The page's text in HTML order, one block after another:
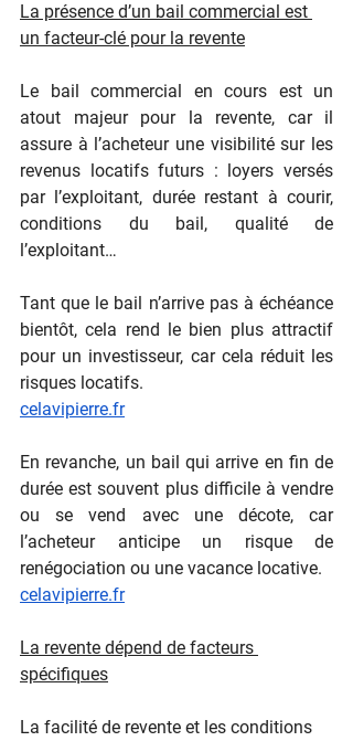
La présence d’un bail commercial est
un facteur-clé pour la revente
Le bail commercial en cours est un
atout majeur pour la revente, car il
assure à l’acheteur une visibilité sur les
revenus locatifs futurs : loyers versés
par l’exploitant, durée restant à courir,
conditions du bail, qualité de
l’exploitant…
Tant que le bail n’arrive pas à échéance
bientôt, cela rend le bien plus attractif
pour un investisseur, car cela réduit les
risques locatifs.
celavipierre.fr
En revanche, un bail qui arrive en fin de
durée est souvent plus difficile à vendre
ou se vend avec une décote, car
l’acheteur anticipe un risque de
renégociation ou une vacance locative.
celavipierre.fr
La revente dépend de facteurs
spécifiques
La facilité de revente et les conditions